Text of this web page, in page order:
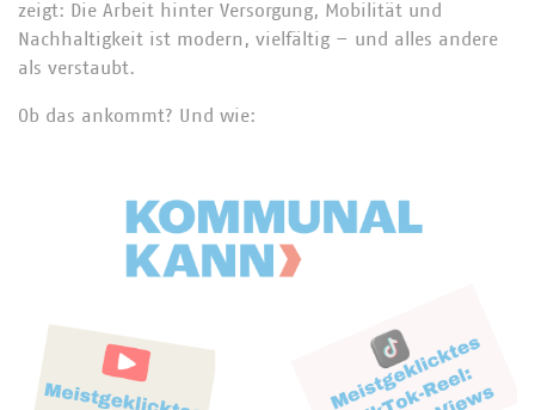
zeigt: Die Arbeit hinter Versorgung, Mobilität und
Nachhaltigkeit ist modern, vielfältig – und alles andere
als verstaubt.
Ob das ankommt? Und wie: